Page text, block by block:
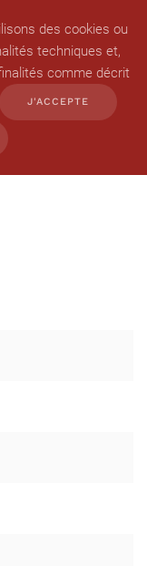
des cookies ou
techniques et,
comme décrit
J'ACCEPTE